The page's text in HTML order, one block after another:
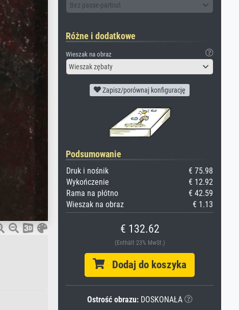
Bez passe-partout
Różne i dodatkowe
Wieszak na obraz
Wieszak zębaty
Zapisz/porównaj konfigurację
Podsumowanie
Druk i nośnik
€ 75.98
Wykończenie
€ 12.92
Rama na płótno
€ 42.59
Wieszak na obraz
€ 1.13
€ 132.62
(Enthält 23% MwSt.)
Dodaj do koszyka
Ostrość obrazu:DOSKONAŁA